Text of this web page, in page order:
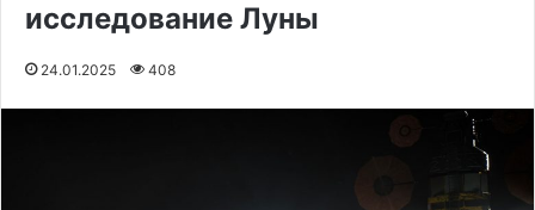
исследование Луны
24.01.2025 408